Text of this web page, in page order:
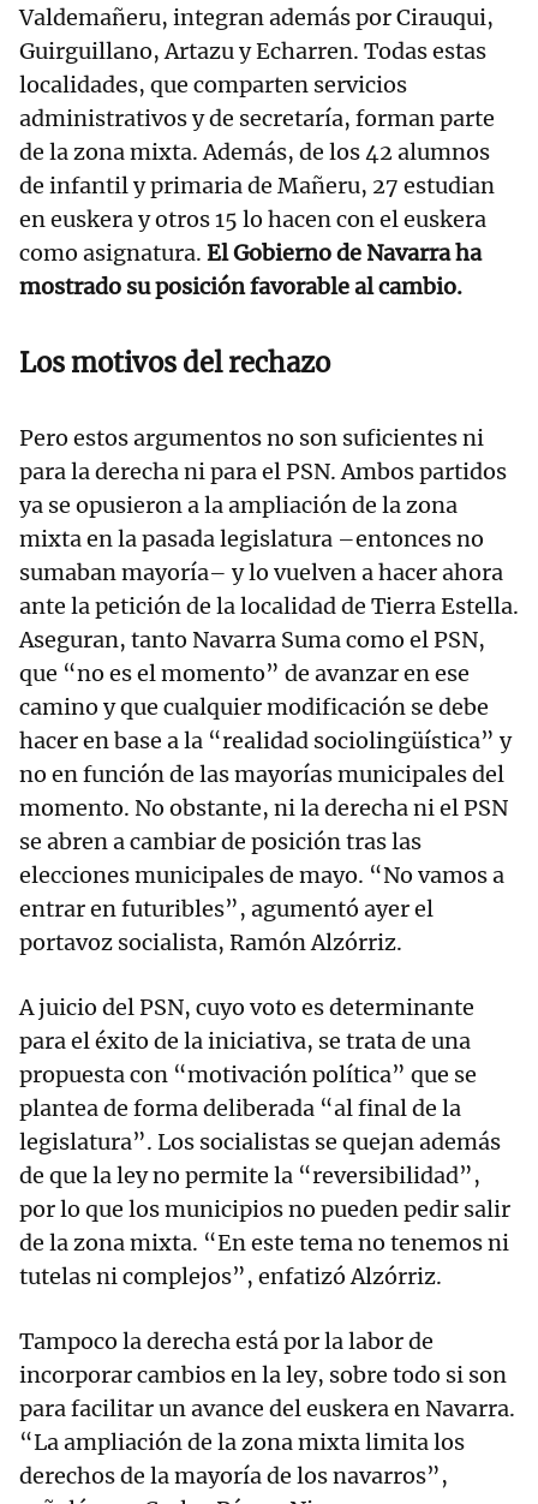
Valdemañeru, integran además por Cirauqui,
Guirguillano, Artazu y Echarren. Todas estas
localidades, que comparten servicios
administrativos y de secretaría, forman parte
de la zona mixta. Además, de los 42 alumnos
de infantil y primaria de Mañeru, 27 estudian
en euskera y otros 15 lo hacen con el euskera
como asignatura. El Gobierno de Navarra ha
mostrado su posición favorable al cambio.
Los motivos del rechazo
Pero estos argumentos no son suficientes ni
para la derecha ni para el PSN. Ambos partidos
ya se opusieron a la ampliación de la zona
mixta en la pasada legislatura –entonces no
sumaban mayoría– y lo vuelven a hacer ahora
ante la petición de la localidad de Tierra Estella.
Aseguran, tanto Navarra Suma como el PSN,
que “no es el momento” de avanzar en ese
camino y que cualquier modificación se debe
hacer en base a la “realidad sociolingüística” y
no en función de las mayorías municipales del
momento. No obstante, ni la derecha ni el PSN
se abren a cambiar de posición tras las
elecciones municipales de mayo. “No vamos a
entrar en futuribles”, agumentó ayer el
portavoz socialista, Ramón Alzórriz.
A juicio del PSN, cuyo voto es determinante
para el éxito de la iniciativa, se trata de una
propuesta con “motivación política” que se
plantea de forma deliberada “al final de la
legislatura”. Los socialistas se quejan además
de que la ley no permite la “reversibilidad”,
por lo que los municipios no pueden pedir salir
de la zona mixta. “En este tema no tenemos ni
tutelas ni complejos”, enfatizó Alzórriz.
Tampoco la derecha está por la labor de
incorporar cambios en la ley, sobre todo si son
para facilitar un avance del euskera en Navarra.
“La ampliación de la zona mixta limita los
derechos de la mayoría de los navarros”,